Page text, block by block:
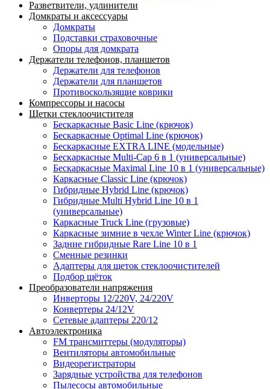
Разветвители, удлинители
Домкраты и аксессуары
Домкраты
Подставки страховочные
Опоры для домкрата
Держатели телефонов, планшетов
Держатели для телефонов
Держатели для планшетов
Противоскользящие коврики
Компрессоры и насосы
Щетки стеклоочистителя
Бескаркасные Basic Line (крючок)
Бескаркасные Optimal Line (крючок)
Бескаркасные EXTRA LINE (модельные)
Бескаркасные Multi-Cap 6 в 1 (универсальные)
Бескаркасные Maximal Line 10 в 1 (универсальные)
Каркасные Classic Line (крючок)
Гибридные Hybrid Line (крючок)
Гибридные Multi Hybrid Line 10 в 1
(универсальные)
Каркасные Truck Line (грузовые)
Каркасные зимние в чехле Winter Line (крючок)
Задние гибридные Rare Line 10 в 1
Сменные резинки
Адаптеры для щеток стеклоочистителей
Подбор щёток
Преобразователи напряжения
Инверторы 12/220V, 24/220V
Конвертеры 24/12V
Сетевые адаптеры 220/12
Автоэлектроника
FM трансмиттеры (модуляторы)
Вентиляторы автомобильные
Видеорегистраторы
Зарядные устройства для телефонов
Пылесосы автомобильные